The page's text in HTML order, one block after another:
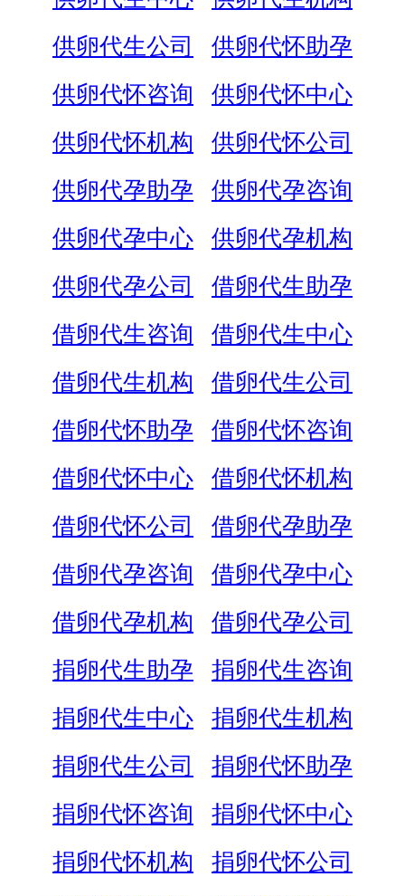
供卵代生公司
供卵代怀助孕
供卵代怀咨询
供卵代怀中心
供卵代怀机构
供卵代怀公司
供卵代孕助孕
供卵代孕咨询
供卵代孕中心
供卵代孕机构
供卵代孕公司
借卵代生助孕
借卵代生咨询
借卵代生中心
借卵代生机构
借卵代生公司
借卵代怀助孕
借卵代怀咨询
借卵代怀中心
借卵代怀机构
借卵代怀公司
借卵代孕助孕
借卵代孕咨询
借卵代孕中心
借卵代孕机构
借卵代孕公司
捐卵代生助孕
捐卵代生咨询
捐卵代生中心
捐卵代生机构
捐卵代生公司
捐卵代怀助孕
捐卵代怀咨询
捐卵代怀中心
捐卵代怀机构
捐卵代怀公司